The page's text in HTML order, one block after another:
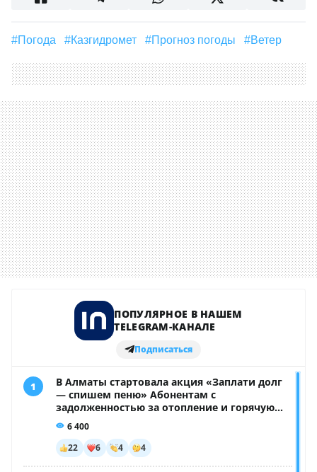
#погода #Казгидромет #Прогноз погоды #Ветер